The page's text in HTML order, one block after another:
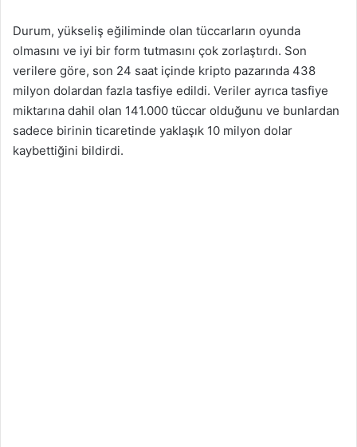
Durum, yükseliş eğiliminde olan tüccarların oyunda
olmasını ve iyi bir form tutmasını çok zorlaştırdı. Son
verilere göre, son 24 saat içinde kripto pazarında 438
milyon dolardan fazla tasfiye edildi. Veriler ayrıca tasfiye
miktarına dahil olan 141.000 tüccar olduğunu ve bunlardan
sadece birinin ticaretinde yaklaşık 10 milyon dolar
kaybettiğini bildirdi.